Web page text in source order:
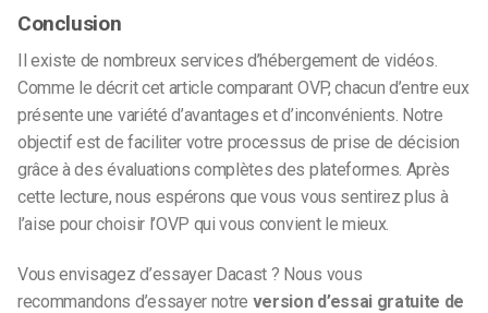
Conclusion
Il existe de nombreux services d’hébergement de vidéos.
Comme le décrit cet article comparant OVP, chacun d’entre eux
présente une variété d’avantages et d’inconvénients. Notre
objectif est de faciliter votre processus de prise de décision
grâce à des évaluations complètes des plateformes. Après
cette lecture, nous espérons que vous vous sentirez plus à
l’aise pour choisir l’OVP qui vous convient le mieux.
Vous envisagez d’essayer Dacast ? Nous vous
recommandons d’essayer notre version d’essai gratuite de